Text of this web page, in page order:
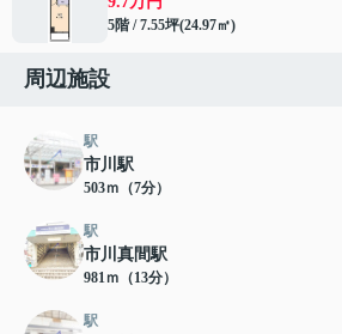
5階 / 7.55坪(24.97㎡)
周辺施設
駅
市川駅
503ｍ（7分）
駅
市川真間駅
981ｍ（13分）
駅